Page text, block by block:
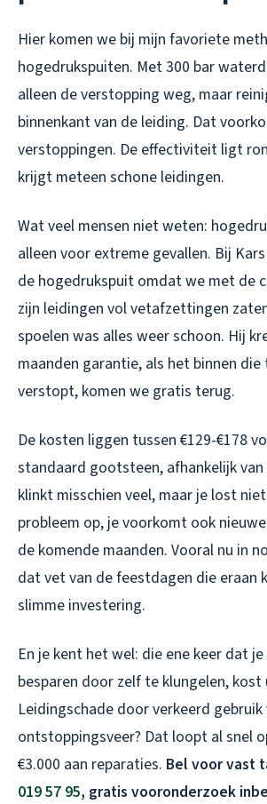
Hier komen we bij mijn favoriete
hogedrukspuiten. Met 300 bar
alleen de verstopping weg, maar
binnenkant van de leiding. Dat
verstoppingen. De effectiviteit ligt
krijgt meteen schone leidingen.
Wat veel mensen niet weten:
alleen voor extreme gevallen. Bij
de hogedrukspuit omdat we met de
zijn leidingen vol vetafzettingen
spoelen was alles weer schoon. Hij
maanden garantie, als het binnen
verstopt, komen we gratis terug.
De kosten liggen tussen €129-€178
standaard gootsteen, afhankelijk
klinkt misschien veel, maar je lost
probleem op, je voorkomt ook
de komende maanden. Vooral nu in
dat vet van de feestdagen die eraan
slimme investering.
En je kent het wel: die ene keer dat
besparen door zelf te klungelen,
Leidingschade door verkeerd gebruik
ontstoppingsveer? Dat loopt al snel
€3.000 aan reparaties. Bel voor vast
019 57 95, gratis vooronderzoek